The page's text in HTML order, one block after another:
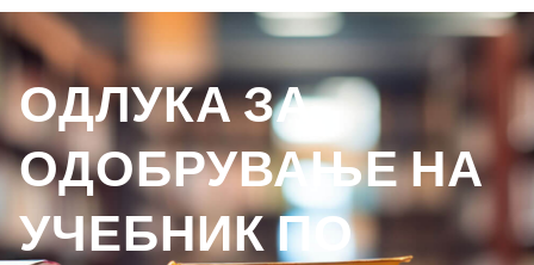
ОДЛУКА ЗА
ОДОБРУВАЊЕ НА
УЧЕБНИК ПО